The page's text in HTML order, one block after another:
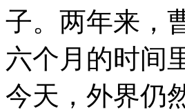
子。两年来，
六个月的时间
今天，外界仍